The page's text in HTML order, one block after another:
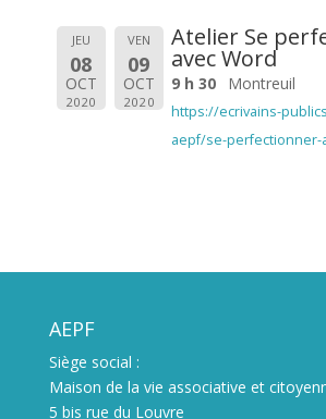
JEU
08
OCT
2020
VEN
09
OCT
2020
Atelier Se
avec Word
9 h 30 Montreuil
https://ecrivains-
aepf/se-perfectionner-
AEPF
Siège social :
Maison de la vie associative et
5 bis rue du Louvre